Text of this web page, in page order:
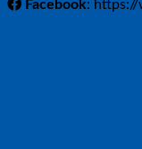
Facebook: